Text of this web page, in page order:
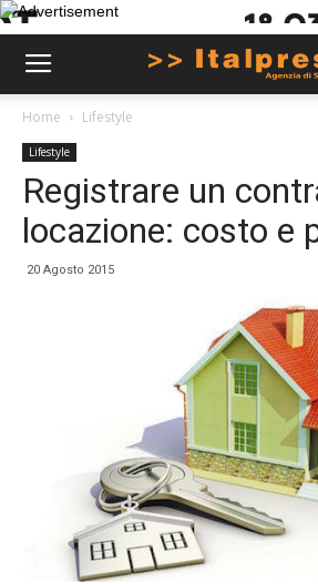
Home Lifestyle
Lifestyle
Registrare un
locazione: costo e
20 Agosto 2015